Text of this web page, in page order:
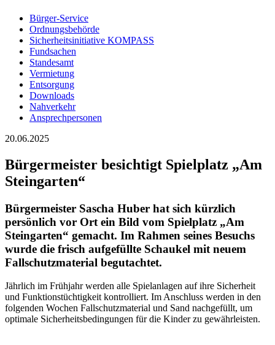
Bürger-Service
Ordnungsbehörde
Sicherheitsinitiative KOMPASS
Fundsachen
Standesamt
Vermietung
Entsorgung
Downloads
Nahverkehr
Ansprechpersonen
20.06.2025
Bürgermeister besichtigt Spielplatz „Am
Steingarten“
Bürgermeister Sascha Huber hat sich kürzlich
persönlich vor Ort ein Bild vom Spielplatz „Am
Steingarten“ gemacht. Im Rahmen seines Besuchs
wurde die frisch aufgefüllte Schaukel mit neuem
Fallschutzmaterial begutachtet.
Jährlich im Frühjahr werden alle Spielanlagen auf ihre Sicherheit
und Funktionstüchtigkeit kontrolliert. Im Anschluss werden in den
folgenden Wochen Fallschutzmaterial und Sand nachgefüllt, um
optimale Sicherheitsbedingungen für die Kinder zu gewährleisten.